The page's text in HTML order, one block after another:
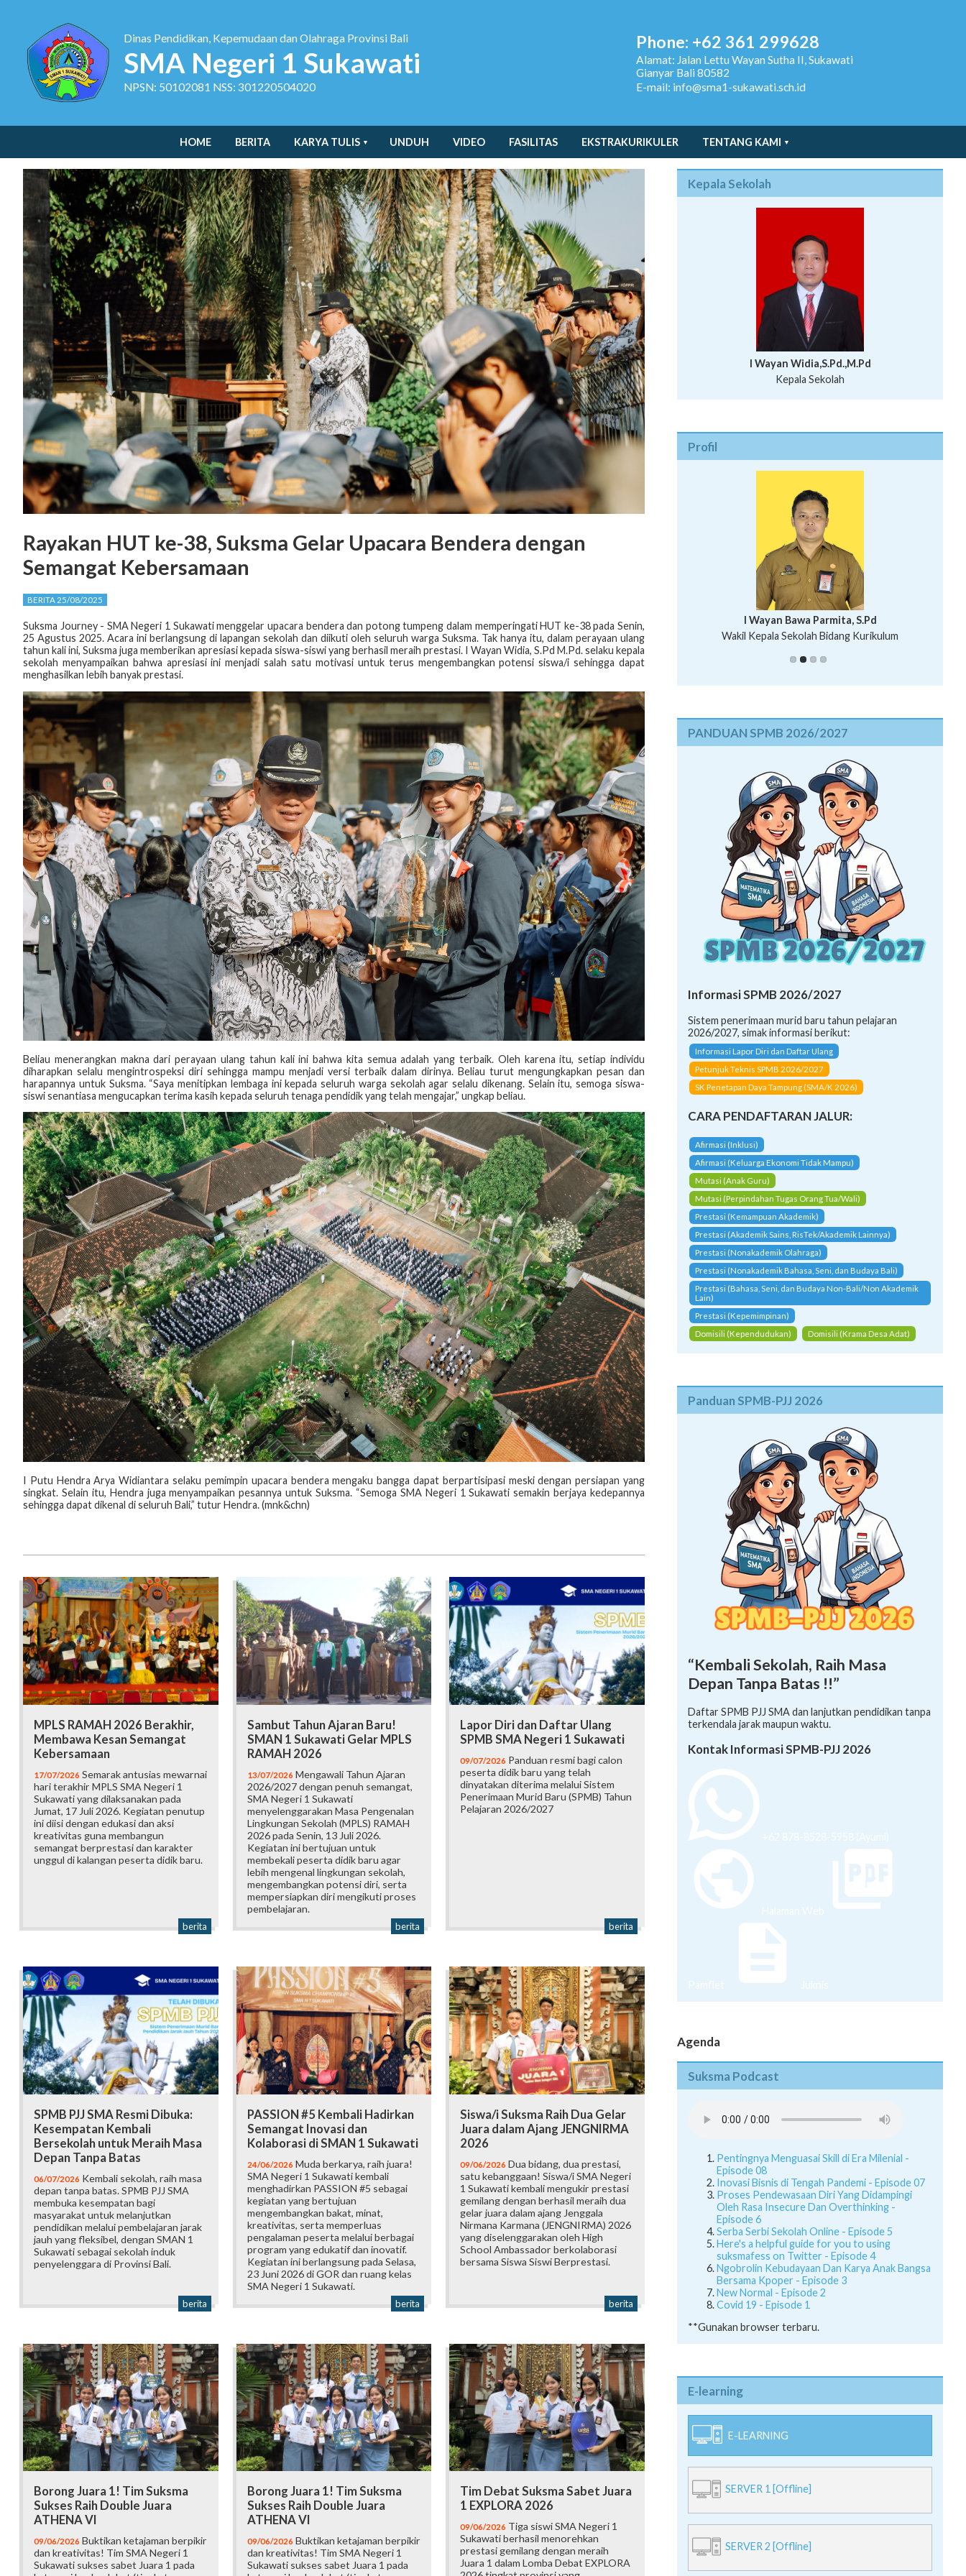
Dinas Pendidikan, Kepemudaan dan Olahraga Provinsi Bali
SMA Negeri 1 Sukawati
NPSN: 50102081 NSS: 301220504020
Phone: +62 361 299628
Alamat: Jalan Lettu Wayan Sutha II, Sukawati
Gianyar Bali 80582
E-mail: info@sma1-sukawati.sch.id
HOME BERITA KARYA TULIS UNDUH VIDEO FASILITAS EKSTRAKURIKULER TENTANG KAMI
Rayakan HUT ke-38, Suksma Gelar Upacara Bendera dengan
Semangat Kebersamaan
BERITA 25/08/2025
Suksma Journey - SMA Negeri 1 Sukawati menggelar upacara bendera dan potong tumpeng dalam memperingati HUT ke-38 pada Senin,
25 Agustus 2025. Acara ini berlangsung di lapangan sekolah dan diikuti oleh seluruh warga Suksma. Tak hanya itu, dalam perayaan ulang
tahun kali ini, Suksma juga memberikan apresiasi kepada siswa-siswi yang berhasil meraih prestasi. I Wayan Widia, S.Pd M.Pd. selaku kepala
sekolah menyampaikan bahwa apresiasi ini menjadi salah satu motivasi untuk terus mengembangkan potensi siswa/i sehingga dapat
menghasilkan lebih banyak prestasi.
Beliau menerangkan makna dari perayaan ulang tahun kali ini bahwa kita semua adalah yang terbaik. Oleh karena itu, setiap individu
diharapkan selalu mengintrospeksi diri sehingga mampu menjadi versi terbaik dalam dirinya. Beliau turut mengungkapkan pesan dan
harapannya untuk Suksma. “Saya menitipkan lembaga ini kepada seluruh warga sekolah agar selalu dikenang. Selain itu, semoga siswa-
siswi senantiasa mengucapkan terima kasih kepada seluruh tenaga pendidik yang telah mengajar,” ungkap beliau.
I Putu Hendra Arya Widiantara selaku pemimpin upacara bendera mengaku bangga dapat berpartisipasi meski dengan persiapan yang
singkat. Selain itu, Hendra juga menyampaikan pesannya untuk Suksma. “Semoga SMA Negeri 1 Sukawati semakin berjaya kedepannya
sehingga dapat dikenal di seluruh Bali,” tutur Hendra. (mnk&chn)
MPLS RAMAH 2026 Berakhir,
Membawa Kesan Semangat
Kebersamaan
17/07/2026 Semarak antusias mewarnai
hari terakhir MPLS SMA Negeri 1
Sukawati yang dilaksanakan pada
Jumat, 17 Juli 2026. Kegiatan penutup
ini diisi dengan edukasi dan aksi
kreativitas guna membangun
semangat berprestasi dan karakter
unggul di kalangan peserta didik baru.
berita
Sambut Tahun Ajaran Baru!
SMAN 1 Sukawati Gelar MPLS
RAMAH 2026
13/07/2026 Mengawali Tahun Ajaran
2026/2027 dengan penuh semangat,
SMA Negeri 1 Sukawati
menyelenggarakan Masa Pengenalan
Lingkungan Sekolah (MPLS) RAMAH
2026 pada Senin, 13 Juli 2026.
Kegiatan ini bertujuan untuk
membekali peserta didik baru agar
lebih mengenal lingkungan sekolah,
mengembangkan potensi diri, serta
mempersiapkan diri mengikuti proses
pembelajaran.
berita
Lapor Diri dan Daftar Ulang
SPMB SMA Negeri 1 Sukawati
09/07/2026 Panduan resmi bagi calon
peserta didik baru yang telah
dinyatakan diterima melalui Sistem
Penerimaan Murid Baru (SPMB) Tahun
Pelajaran 2026/2027
berita
SPMB PJJ SMA Resmi Dibuka:
Kesempatan Kembali
Bersekolah untuk Meraih Masa
Depan Tanpa Batas
06/07/2026 Kembali sekolah, raih masa
depan tanpa batas. SPMB PJJ SMA
membuka kesempatan bagi
masyarakat untuk melanjutkan
pendidikan melalui pembelajaran jarak
jauh yang fleksibel, dengan SMAN 1
Sukawati sebagai sekolah induk
penyelenggara di Provinsi Bali.
berita
PASSION #5 Kembali Hadirkan
Semangat Inovasi dan
Kolaborasi di SMAN 1 Sukawati
24/06/2026 Muda berkarya, raih juara!
SMA Negeri 1 Sukawati kembali
menghadirkan PASSION #5 sebagai
kegiatan yang bertujuan
mengembangkan bakat, minat,
kreativitas, serta memperluas
pengalaman peserta melalui berbagai
program yang edukatif dan inovatif.
Kegiatan ini berlangsung pada Selasa,
23 Juni 2026 di GOR dan ruang kelas
SMA Negeri 1 Sukawati.
berita
Siswa/i Suksma Raih Dua Gelar
Juara dalam Ajang JENGNIRMA
2026
09/06/2026 Dua bidang, dua prestasi,
satu kebanggaan! Siswa/i SMA Negeri
1 Sukawati kembali mengukir prestasi
gemilang dengan berhasil meraih dua
gelar juara dalam ajang Jenggala
Nirmana Karmana (JENGNIRMA) 2026
yang diselenggarakan oleh High
School Ambassador berkolaborasi
bersama Siswa Siswi Berprestasi.
berita
Borong Juara 1! Tim Suksma
Sukses Raih Double Juara
ATHENA VI
09/06/2026 Buktikan ketajaman berpikir
dan kreativitas! Tim SMA Negeri 1
Sukawati sukses sabet Juara 1 pada
Borong Juara 1! Tim Suksma
Sukses Raih Double Juara
ATHENA VI
09/06/2026 Buktikan ketajaman berpikir
dan kreativitas! Tim SMA Negeri 1
Sukawati sukses sabet Juara 1 pada
Tim Debat Suksma Sabet Juara
1 EXPLORA 2026
09/06/2026 Tiga siswi SMA Negeri 1
Sukawati berhasil menorehkan
prestasi gemilang dengan meraih
Juara 1 dalam Lomba Debat EXPLORA
Kepala Sekolah
I Wayan Widia,S.Pd.,M.Pd
Kepala Sekolah
Profil
Putu Suhartana, S.Pd.
I Wayan Bawa Parmita, S.Pd
Wakil Kepala Sekolah Bidang Kurikulum
I Wayan Gede Aditya Pratita, S.Pd., M.Sn
Wakil Kepala Sekolah Bidang Kesiswaan
Ni Wayan Nopi Sutantri, S.Pd.
PANDUAN SPMB 2026/2027
Informasi SPMB 2026/2027
Sistem penerimaan murid baru tahun pelajaran
2026/2027, simak informasi berikut:
Informasi Lapor Diri dan Daftar Ulang
Petunjuk Teknis SPMB 2026/2027
SK Penetapan Daya Tampung (SMA/K 2026)
CARA PENDAFTARAN JALUR:
Afirmasi (Inklusi)
Afirmasi (Keluarga Ekonomi Tidak Mampu)
Mutasi (Anak Guru)
Mutasi (Perpindahan Tugas Orang Tua/Wali)
Prestasi (Kemampuan Akademik)
Prestasi (Akademik Sains, RisTek/Akademik Lainnya)
Prestasi (Nonakademik Olahraga)
Prestasi (Nonakademik Bahasa, Seni, dan Budaya Bali)
Prestasi (Bahasa, Seni, dan Budaya Non-Bali/Non Akademik
Lain)
Prestasi (Kepemimpinan)
Domisili (Kependudukan)
Domisili (Krama Desa Adat)
Panduan SPMB-PJJ 2026
“Kembali Sekolah, Raih Masa
Depan Tanpa Batas !!”
Daftar SPMB PJJ SMA dan lanjutkan pendidikan tanpa
terkendala jarak maupun waktu.
Kontak Informasi SPMB-PJJ 2026
+62 878-8528-5958 (Ayumi)
Halaman Web
Pamflet Juknis
Agenda
Suksma Podcast
Pentingnya Menguasai Skill di Era Milenial -
Episode 08
Inovasi Bisnis di Tengah Pandemi - Episode 07
Proses Pendewasaan Diri Yang Didampingi
Oleh Rasa Insecure Dan Overthinking -
Episode 6
Serba Serbi Sekolah Online - Episode 5
Here's a helpful guide for you to using
suksmafess on Twitter - Episode 4
Ngobrolin Kebudayaan Dan Karya Anak Bangsa
Bersama Kpoper - Episode 3
New Normal - Episode 2
Covid 19 - Episode 1
**Gunakan browser terbaru.
E-learning
E-LEARNING
SERVER 1 [Offline]
SERVER 2 [Offline]